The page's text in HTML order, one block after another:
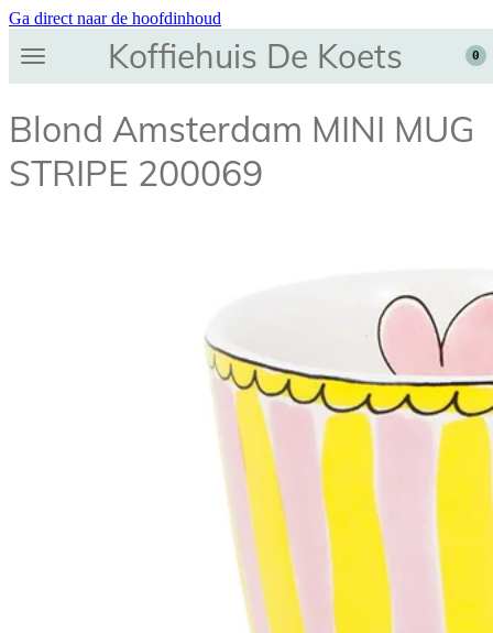
Ga direct naar de hoofdinhoud
Koffiehuis De Koets 0
Blond Amsterdam MINI MUG
STRIPE 200069